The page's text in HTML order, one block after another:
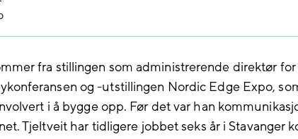
fra stillingen som administrerende direktør for
og -utstillingen Nordic Edge Expo,
i å bygge opp. Før det var han
Tjeltveit har tidligere jobbet seks år i Stavanger